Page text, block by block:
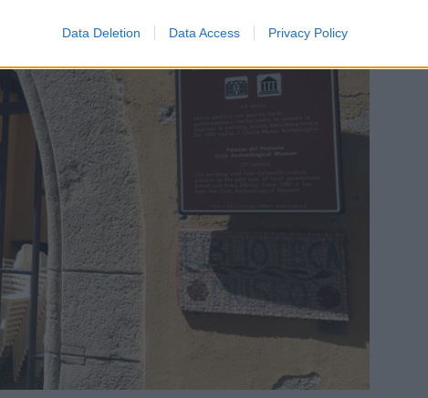
Data Deletion Data Access Privacy Policy